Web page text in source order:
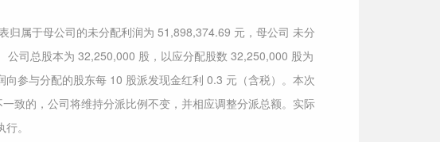
属于母公司的未分配利润为 51,898,374.69 元，母公司 未分
司总股本为 32,250,000 股，以应分配股数 32,250,000 股为
参与分配的股东每 10 股派发现金红利 0.3 元（含税）。本次
致的，公司将维持分派比例不变，并相应调整分派总额。实际
。